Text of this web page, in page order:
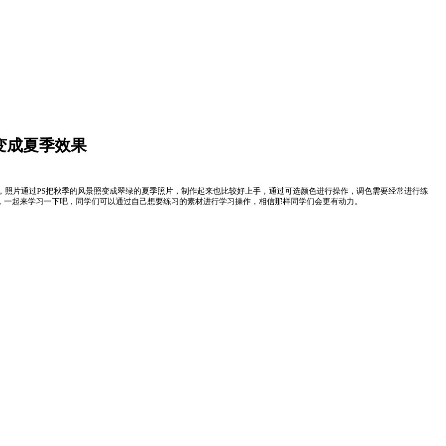
成夏季效果
片通过PS把秋季的风景照变成翠绿的夏季照片，制作起来也比较好上手，通过可选颜色进行操作，调色需要经常进行练
起来学习一下吧，同学们可以通过自己想要练习的素材进行学习操作，相信那样同学们会更有动力。